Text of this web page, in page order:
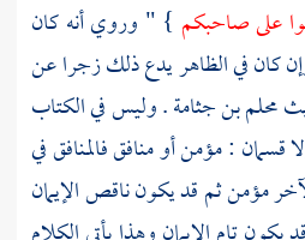
على صاحبكم } " وروي أنه كان
كان في الظاهر يدع ذلك زجرا عن
محلم بن جثامة. وليس في الكتاب
قسمان : مؤمن أو منافق فالمنافق في
مؤمن ثم قد يكون ناقص الإيمان